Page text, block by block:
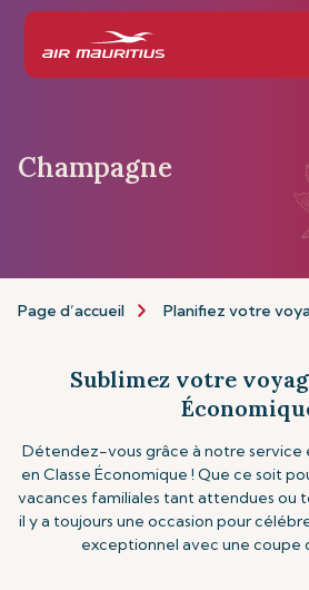
Champagne
Page d’accueil Planifiez votre
Sublimez votre
Détendez-vous grâce à notre service
en Classe Économique ! Que ce soit
vacances familiales tant attendues ou
il y a toujours une occasion pour
exceptionnel avec une coupe